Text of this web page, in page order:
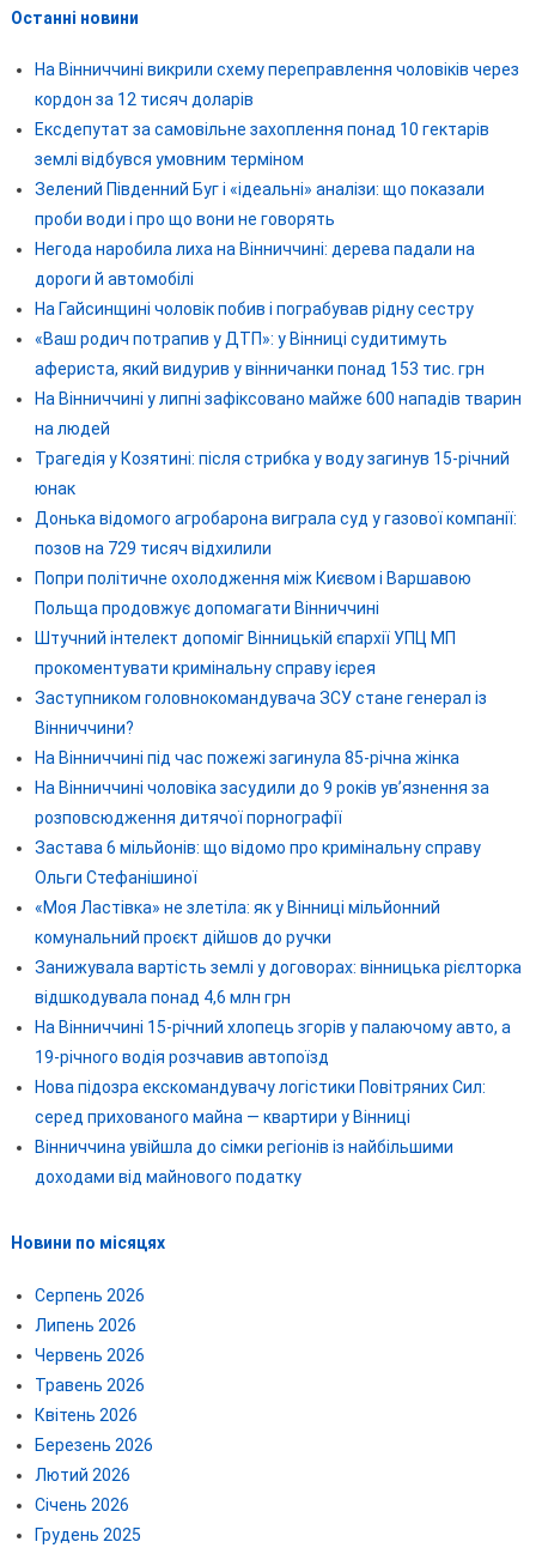
Останні новини
На Вінниччині викрили схему переправлення чоловіків через
кордон за 12 тисяч доларів
Ексдепутат за самовільне захоплення понад 10 гектарів
землі відбувся умовним терміном
Зелений Південний Буг і «ідеальні» аналізи: що показали
проби води і про що вони не говорять
Негода наробила лиха на Вінниччині: дерева падали на
дороги й автомобілі
На Гайсинщині чоловік побив і пограбував рідну сестру
«Ваш родич потрапив у ДТП»: у Вінниці судитимуть
афериста, який видурив у вінничанки понад 153 тис. грн
На Вінниччині у липні зафіксовано майже 600 нападів тварин
на людей
Трагедія у Козятині: після стрибка у воду загинув 15-річний
юнак
Донька відомого агробарона виграла суд у газової компанії:
позов на 729 тисяч відхилили
Попри політичне охолодження між Києвом і Варшавою
Польща продовжує допомагати Вінниччині
Штучний інтелект допоміг Вінницькій єпархії УПЦ МП
прокоментувати кримінальну справу ієрея
Заступником головнокомандувача ЗСУ стане генерал із
Вінниччини?
На Вінниччині під час пожежі загинула 85-річна жінка
На Вінниччині чоловіка засудили до 9 років ув’язнення за
розповсюдження дитячої порнографії
Застава 6 мільйонів: що відомо про кримінальну справу
Ольги Стефанішиної
«Моя Ластівка» не злетіла: як у Вінниці мільйонний
комунальний проєкт дійшов до ручки
Занижувала вартість землі у договорах: вінницька рієлторка
відшкодувала понад 4,6 млн грн
На Вінниччині 15-річний хлопець згорів у палаючому авто, а
19-річного водія розчавив автопоїзд
Нова підозра екскомандувачу логістики Повітряних Сил:
серед прихованого майна — квартири у Вінниці
Вінниччина увійшла до сімки регіонів із найбільшими
доходами від майнового податку
Новини по місяцях
Серпень 2026
Липень 2026
Червень 2026
Травень 2026
Квітень 2026
Березень 2026
Лютий 2026
Січень 2026
Грудень 2025